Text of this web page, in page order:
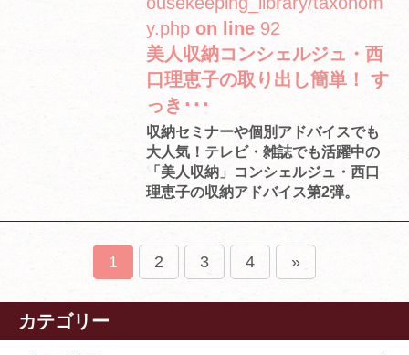
y.php on line 92
美人収納コンシェルジュ・西
口理恵子の取り出し簡単！ す
っき･･･
収納セミナーや個別アドバイスでも
大人気！テレビ・雑誌でも活躍中の
「美人収納」コンシェルジュ・西口
理恵子の収納アドバイス第2弾。
1 2 3 4 »
カテゴリー